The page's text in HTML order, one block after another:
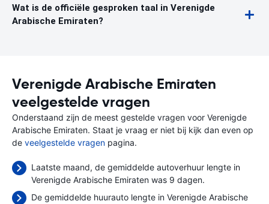
Wat is de officiële gesproken taal in Verenigde
Arabische Emiraten?
Verenigde Arabische Emiraten
veelgestelde vragen
Onderstaand zijn de meest gestelde vragen voor Verenigde
Arabische Emiraten. Staat je vraag er niet bij kijk dan even op
de veelgestelde vragen pagina.
Laatste maand, de gemiddelde autoverhuur lengte in
Verenigde Arabische Emiraten was 9 dagen.
De gemiddelde huurauto lengte in Verenigde Arabische